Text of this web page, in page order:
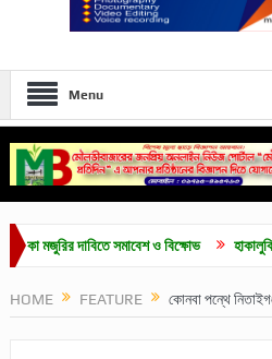
Menu
দাবিতে সমাবেশ ও বিক্ষোভ হাকালুকি যুব
HOME FEATURE কোনবা পন্থে